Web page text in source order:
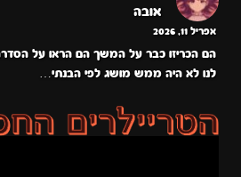
אובה
אפריל 11, 2026
הם הכריזו כבר על המשך הם הראו על
לנו לא היה ממש מושג לפי הבנתי…